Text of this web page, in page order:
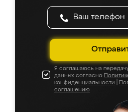
Я соглашаюсь на
данных согласно
конфиденциальности
соглашению